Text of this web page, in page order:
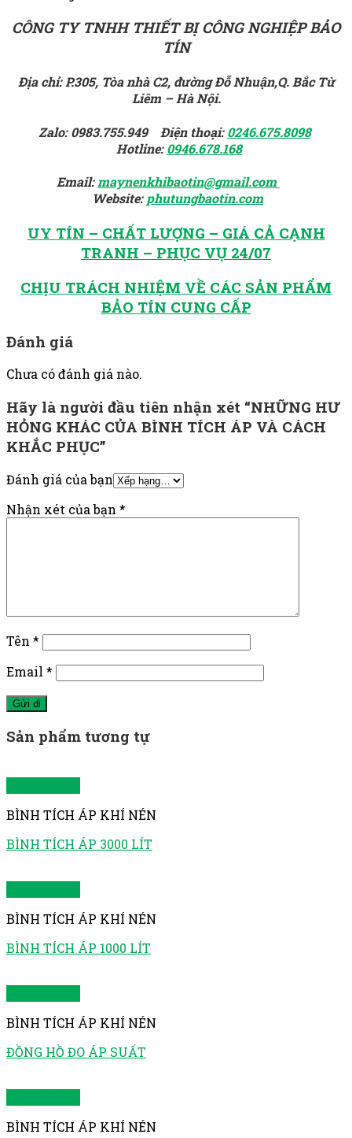
CÔNG TY TNHH THIẾT BỊ CÔNG NGHIỆP BẢO
TÍN
Địa chỉ: P.305, Tòa nhà C2, đường Đỗ Nhuận,Q. Bắc Từ
Liêm – Hà Nội.
Zalo: 0983.755.949 Điện thoại:0246.675.8098
Hotline:0946.678.168
Email:maynenkhibaotin@gmail.com
Website: phutungbaotin.com
UY TÍN – CHẤT LƯỢNG – GIÁ CẢ CẠNH
TRANH – PHỤC VỤ 24/07
CHỊU TRÁCH NHIỆM VỀ CÁC SẢN PHẨM
BẢO TÍN CUNG CẤP
Đánh giá
Chưa có đánh giá nào.
Hãy là người đầu tiên nhận xét “NHỮNG HƯ
HỎNG KHÁC CỦA BÌNH TÍCH ÁP VÀ CÁCH
KHẮC PHỤC”
Đánh giá của bạn
Nhận xét của bạn *
Tên *
Email *
Sản phẩm tương tự
BÌNH TÍCH ÁP KHÍ NÉN
BÌNH TÍCH ÁP 3000 LÍT
BÌNH TÍCH ÁP KHÍ NÉN
BÌNH TÍCH ÁP 1000 LÍT
BÌNH TÍCH ÁP KHÍ NÉN
ĐỒNG HỒ ĐO ÁP SUẤT
BÌNH TÍCH ÁP KHÍ NÉN